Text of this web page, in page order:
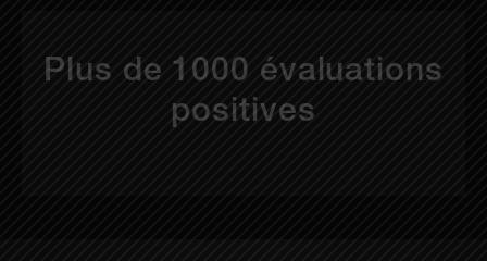
Plus de 1000 évaluations
positives